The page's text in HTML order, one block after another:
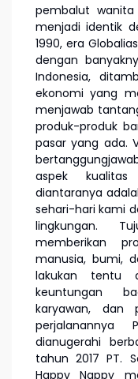
pembalut
menjadi identik
1990, era
dengan
Indonesia,
ekonomi yang
menjawab
produk-produk
pasar yang ada.
aspek
diantaranya
sehari-hari kami
lingkungan.
memberikan
manusia, bumi,
lakukan tentu
keuntungan
karyawan, dan
perjalanannya
dianugerahi
tahun 2017 PT.
Happy Nappy